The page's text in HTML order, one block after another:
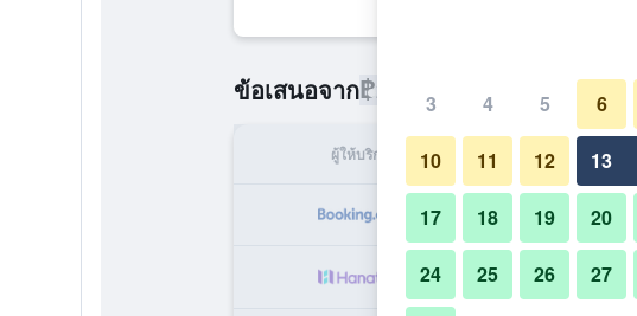
ข้อเสนอจาก฿221 ราคาที่ถูกที่สุด ราคาต่อคืน
ผู้ให้บริการ ทั้งหมด (ต่อคืน)
฿221
฿235
3 4 5 6
10 11 12 13
17 18 19 20
24 25 26 27